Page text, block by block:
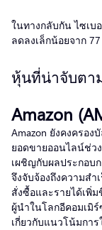
ในทางกลับกัน ไซเ
ลดลงเล็กน้อยจาก
หุ้นที่น่าจับตา
Amazon
Amazon ยังคงครอ
ยอดขายออนไลน์ช่ว
เผชิญกับผลประกอบ
จึงจับจ้องถึงความส
สั่งซื้อและรายได้เพิ่
ผู้นำในโลกอีคอมเมิ
เกี่ยวกับแนวโน้มกา